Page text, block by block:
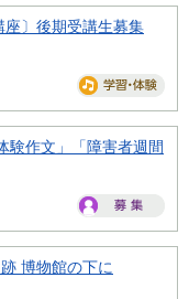
〕後期受講生募集
験作文」「障害者週間
博物館の下に